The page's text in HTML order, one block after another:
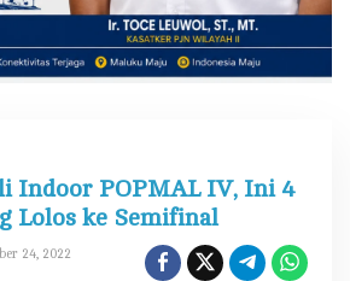
r
C
a
b
Indoor POPMAL IV, Ini 4
Lolos ke Semifinal
24, 2022